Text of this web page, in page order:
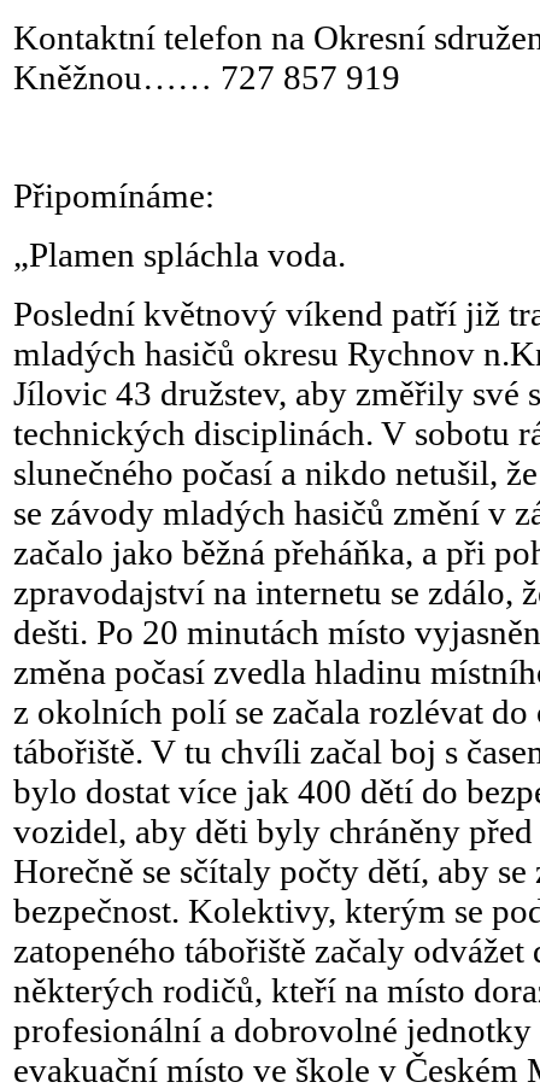
Kontaktní telefon na Okresní
Kněžnou…… 727 857 919
Připomínáme:
„Plamen spláchla voda.
Poslední květnový víkend patří již
mladých hasičů okresu Rychnov
Jílovic 43 družstev, aby změřily své
technických disciplinách. V sobotu
slunečného počasí a nikdo netušil,
se závody mladých hasičů změní v
začalo jako běžná přeháňka, a při
zpravodajství na internetu se zdálo,
dešti. Po 20 minutách místo
změna počasí zvedla hladinu
z okolních polí se začala rozlévat do
tábořiště. V tu chvíli začal boj s
bylo dostat více jak 400 dětí do
vozidel, aby děti byly chráněny
Horečně se sčítaly počty dětí, aby
bezpečnost. Kolektivy, kterým se
zatopeného tábořiště začaly
některých rodičů, kteří na místo
profesionální a dobrovolné
evakuační místo ve škole v Českém